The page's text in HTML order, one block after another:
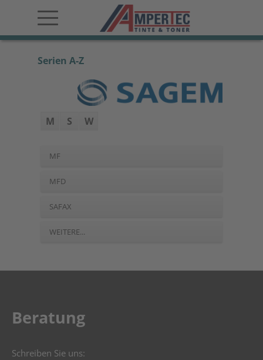
Serien A-Z
M S W
MF
MFD
SAFAX
WEITERE...
Beratung
Schreiben Sie uns: